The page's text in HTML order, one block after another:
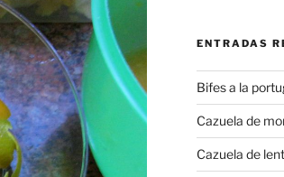
ENTRADAS
Bifes a la
Cazuela de
Cazuela de